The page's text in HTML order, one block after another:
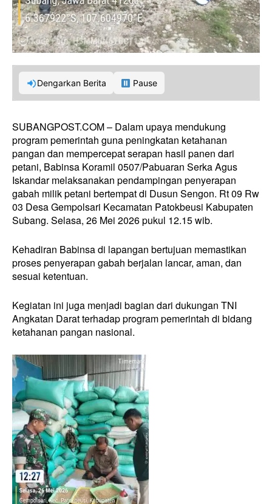
Dengarkan Berita Pause
SUBANGPOST.COM – Dalam upaya mendukung
program pemerintah guna peningkatan ketahanan
pangan dan mempercepat serapan hasil panen dari
petani, Babinsa Koramil 0507/Pabuaran Serka Agus
Iskandar melaksanakan pendampingan penyerapan
gabah milik petani bertempat di Dusun Sengon. Rt 09 Rw
03 Desa Gempolsari Kecamatan Patokbeusi Kabupaten
Subang. Selasa, 26 Mei 2026 pukul 12.15 wib.
Kehadiran Babinsa di lapangan bertujuan memastikan
proses penyerapan gabah berjalan lancar, aman, dan
sesuai ketentuan.
Kegiatan ini juga menjadi bagian dari dukungan TNI
Angkatan Darat terhadap program pemerintah di bidang
ketahanan pangan nasional.